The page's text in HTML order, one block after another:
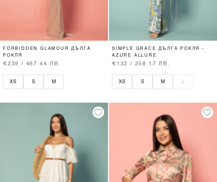
FORBIDDEN GLAMOUR ДЪЛГА
РОКЛЯ
€239 / 467.44 ЛВ.
XS S M
SIMPLE GRACE ДЪЛГА РОКЛЯ -
AZURE ALLURE
€132 / 258.17 ЛВ.
XS S M L